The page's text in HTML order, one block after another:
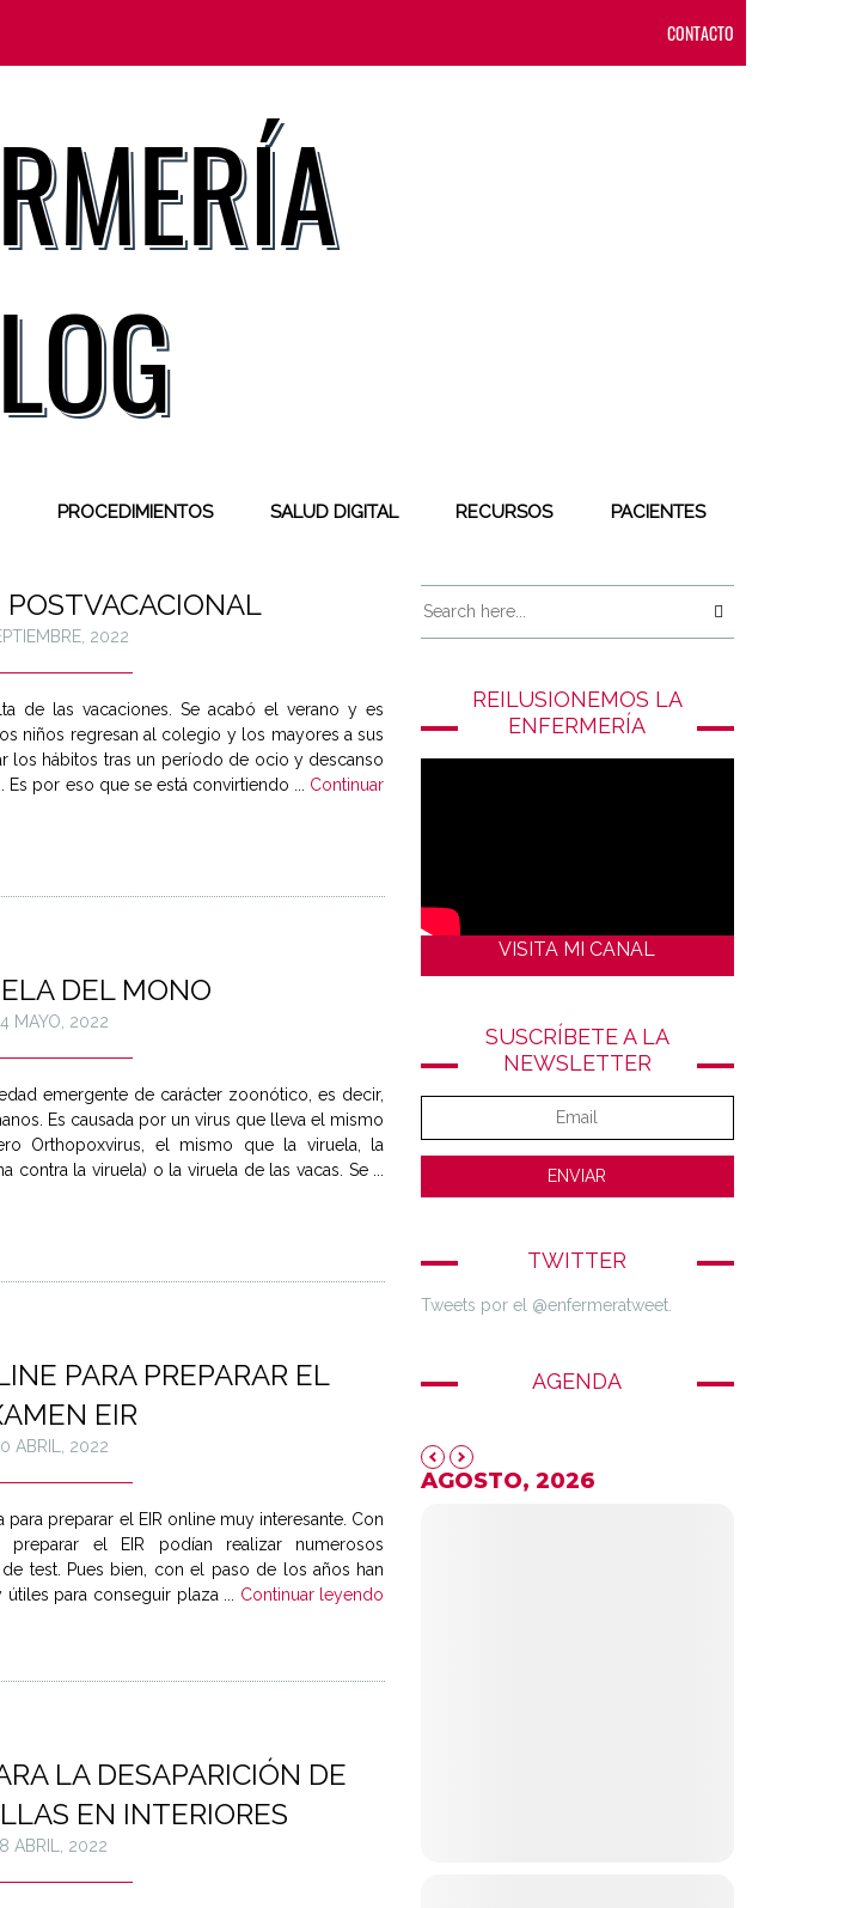
CONTACTO
PROCEDIMIENTOS SALUD DIGITAL RECURSOS PACIENTES
POSTVACACIONAL
2022
de las vacaciones. Se acabó el verano y es
niños regresan al colegio y los mayores a sus
los hábitos tras un período de ocio y descanso
por eso que se está convirtiendo ... Continuar
DEL MONO
MAYO, 2022
emergente de carácter zoonótico, es decir,
Es causada por un virus que lleva el mismo
Orthopoxvirus, el mismo que la viruela, la
contra la viruela) o la viruela de las vacas. Se ...
PARA PREPARAR EL
EIR
ABRIL, 2022
preparar el EIR online muy interesante. Con
el EIR podían realizar numerosos
test. Pues bien, con el paso de los años han
para conseguir plaza ... Continuar leyendo
LA DESAPARICIÓN DE
EN INTERIORES
ABRIL, 2022
REILUSIONEMOS LA
ENFERMERÍA
VISITA MI CANAL
SUSCRÍBETE A LA
NEWSLETTER
TWITTER
Tweets por el @enfermeratweet.
AGENDA
AGOSTO, 2026